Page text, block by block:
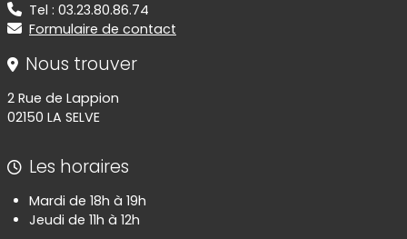
Tel : 03.23.80.86.74
Formulaire de contact
Nous trouver
2 Rue de Lappion
02150 LA SELVE
Les horaires
Mardi de 18h à 19h
Jeudi de 11h à 12h